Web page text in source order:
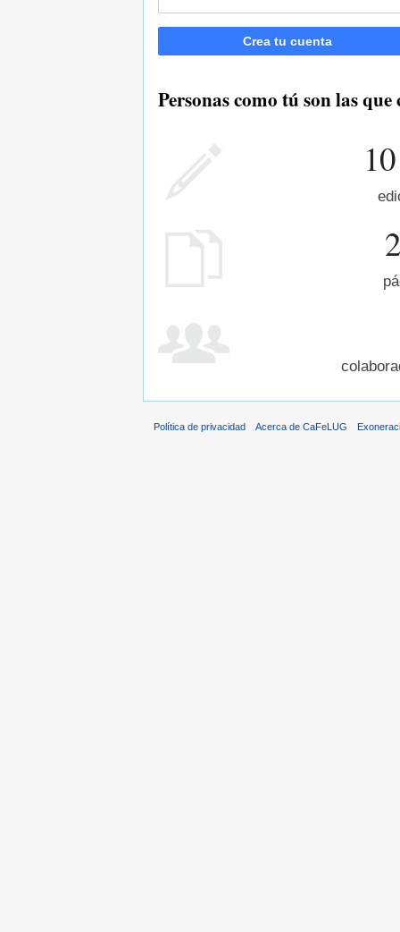
Crea tu cuenta
Personas como tú son las
Política de privacidad Acerca de CaFeLUG